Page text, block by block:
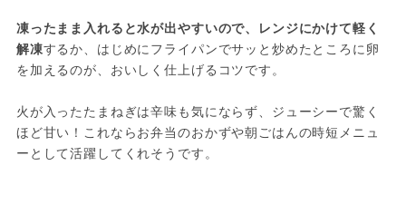
凍ったまま入れると水が出やすいので、レンジにかけて軽く
解凍するか、はじめにフライパンでサッと炒めたところに卵
を加えるのが、おいしく仕上げるコツです。
火が入ったたまねぎは辛味も気にならず、ジューシーで驚く
ほど甘い！これならお弁当のおかずや朝ごはんの時短メニュ
ーとして活躍してくれそうです。